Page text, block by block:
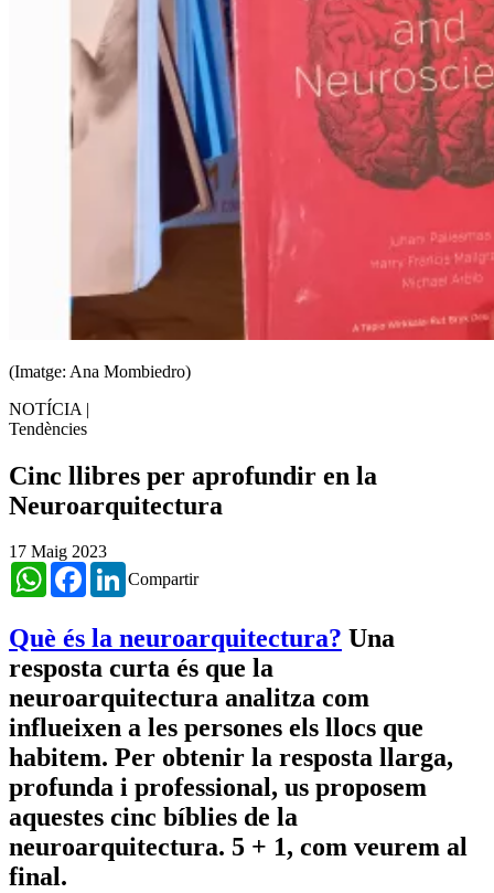
(Imatge: Ana Mombiedro)
NOTÍCIA |
Tendències
Cinc llibres per aprofundir en la
Neuroarquitectura
17 Maig 2023
Compartir
WhatsAppFacebookLinkedIn
Què és la neuroarquitectura? Una
resposta curta és que la
neuroarquitectura analitza com
influeixen a les persones els llocs que
habitem. Per obtenir la resposta llarga,
profunda i professional, us proposem
aquestes cinc bíblies de la
neuroarquitectura. 5 + 1, com veurem al
final.